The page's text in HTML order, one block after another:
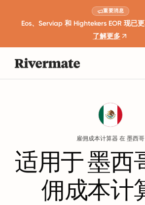
重要消息
Eos、Serviap 和 Hightekers EOR 现已
了解更多
雇佣成本计算器 在 墨西哥
适用于 墨西
佣成本计